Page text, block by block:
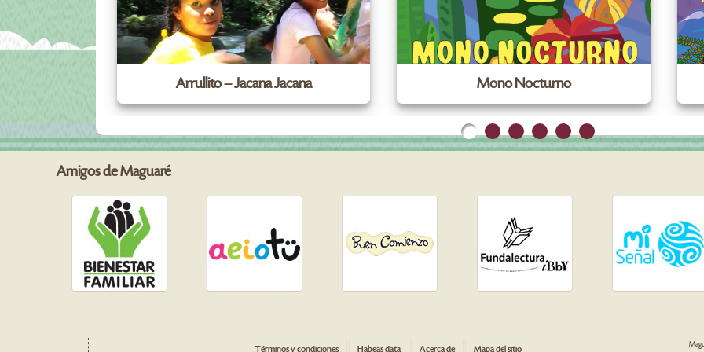
Arrullito – Jacana Jacana Mono Nocturno
Amigos de Maguaré
Términos y condiciones Habeas data Acerca de Mapa del sitio